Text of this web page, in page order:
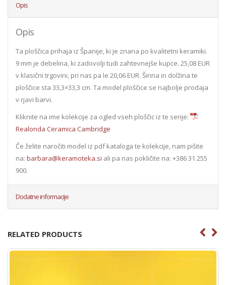
Opis
Opis
Ta ploščica prihaja iz Španije, ki je znana po kvalitetni keramiki.
9 mm je debelina, ki zadovolji tudi zahtevnejše kupce. 25,08 EUR
v klasični trgovini, pri nas pa le 20,06 EUR. Širina in dolžina te
ploščice sta 33,3×33,3 cm. Ta model ploščice se najbolje prodaja
v rjavi barvi.
Kliknite na ime kolekcije za ogled vseh ploščic iz te serije:
Realonda Ceramica Cambridge
Če želite naročiti model iz pdf kataloga te kolekcije, nam pišite
na: barbara@keramoteka.si ali pa nas pokličite na: +386 31 255
900.
Dodatne informacije
RELATED PRODUCTS